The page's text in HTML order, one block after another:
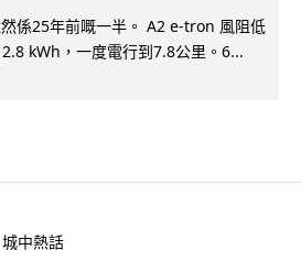
係25年前嘅一半。 A2 e-tron 風阻低
kWh，一度電行到7.8公里。6...
城中熱話